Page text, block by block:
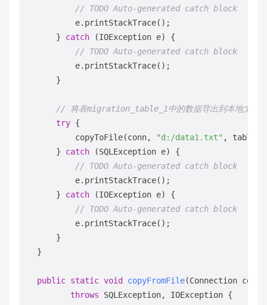
// TODO Auto-generated catch block
          e.printStackTrace();
      }
catch (IOException e) {
// TODO Auto-generated catch block
          e.printStackTrace();
      }
// 将表migration_table_1中的数据导出到本地
try {
          copyToFile(conn,
"d:/data1.txt" ,
      }
catch (SQLException e) {
// TODO Auto-generated catch block
          e.printStackTrace();
      }
catch (IOException e) {
// TODO Auto-generated catch block
          e.printStackTrace();
      }
  }
public static void copyFromFile(Connection
throws SQLException, IOException {